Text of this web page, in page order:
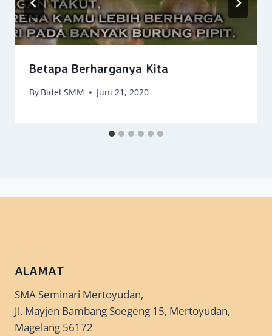
Betapa Berharganya Kita
By Bidel SMM Juni 21, 2020
ALAMAT
SMA Seminari Mertoyudan,
Jl. Mayjen Bambang Soegeng 15, Mertoyudan,
Magelang 56172